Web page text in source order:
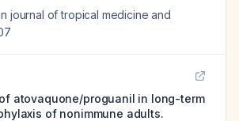
journal of tropical medicine and
atovaquone/proguanil in long-term
of nonimmune adults.